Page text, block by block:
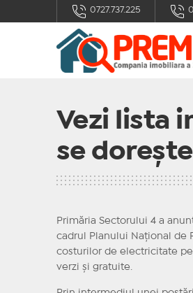
0727.737.225
Vezi lista
se
Primăria Sectorului 4 a
cadrul Planului Național de
costurilor de electricitate
verzi și gratuite.